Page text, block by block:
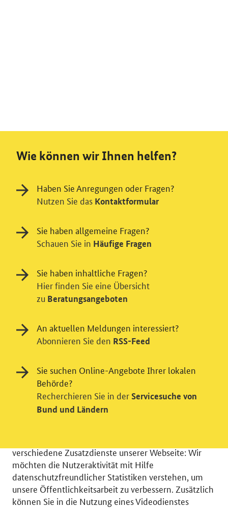
© 2026 Bundesministerium für Wirtschaft und Energie
Einwilligung in Tracking und / oder
verschiedene Zusatzdienste unserer Webseite: Wir
möchten die Nutzeraktivität mit Hilfe
datenschutzfreundlicher Statistiken verstehen, um
unsere Öffentlichkeitsarbeit zu verbessern. Zusätzlich
können Sie in die Nutzung eines Videodienstes
Wie können wir Ihnen helfen?
Haben Sie Anregungen oder Fragen?
Nutzen Sie das Kontaktformular
Sie haben allgemeine Fragen?
Schauen Sie in Häufige Fragen
Sie haben inhaltliche Fragen?
Hier finden Sie eine Übersicht
zu Beratungsangeboten
An aktuellen Meldungen interessiert?
Abonnieren Sie den RSS-Feed
Sie suchen Online-Angebote Ihrer lokalen
Behörde?
Recherchieren Sie in der Servicesuche von
Bund und Ländern